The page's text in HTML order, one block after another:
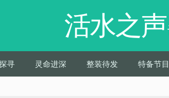
活水之声
寻 灵命进深 整装待发 特备节目